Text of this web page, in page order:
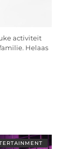
activiteit
Helaas